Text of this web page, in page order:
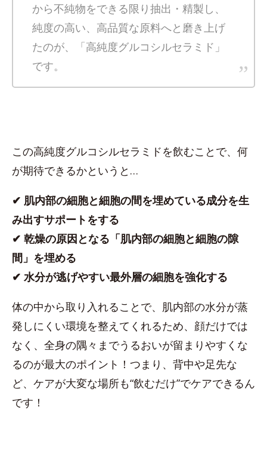
から不純物をできる限り抽出・精製し、
純度の高い、高品質な原料へと磨き上げ
たのが、「高純度グルコシルセラミド」
です。
この高純度グルコシルセラミドを飲むことで、何
が期待できるかというと…
✔︎ 肌内部の細胞と細胞の間を埋めている成分を生
み出すサポートをする
✔︎ 乾燥の原因となる「肌内部の細胞と細胞の隙
間」を埋める
✔︎ 水分が逃げやすい最外層の細胞を強化する
体の中から取り入れることで、肌内部の水分が蒸
発しにくい環境を整えてくれるため、顔だけでは
なく、全身の隅々までうるおいが留まりやすくな
るのが最大のポイント！つまり、背中や足先な
ど、ケアが大変な場所も“飲むだけ”でケアできるん
です！